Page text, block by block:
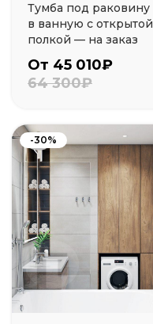
Тумба под раковину
в ванную с открытой
полкой — на заказ
От 45 010₽
64 300₽
-30%